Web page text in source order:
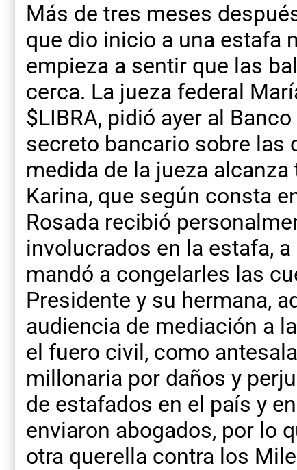
Más de tres meses
que dio inicio a una estafa
empieza a sentir que las
cerca. La jueza federal
$LIBRA, pidió ayer al
secreto bancario sobre las
medida de la jueza
Karina, que según consta
Rosada recibió
involucrados en la estafa,
mandó a congelarles las
Presidente y su hermana,
audiencia de mediación a
el fuero civil, como
millonaria por daños y
de estafados en el país y
enviaron abogados, por lo
otra querella contra los